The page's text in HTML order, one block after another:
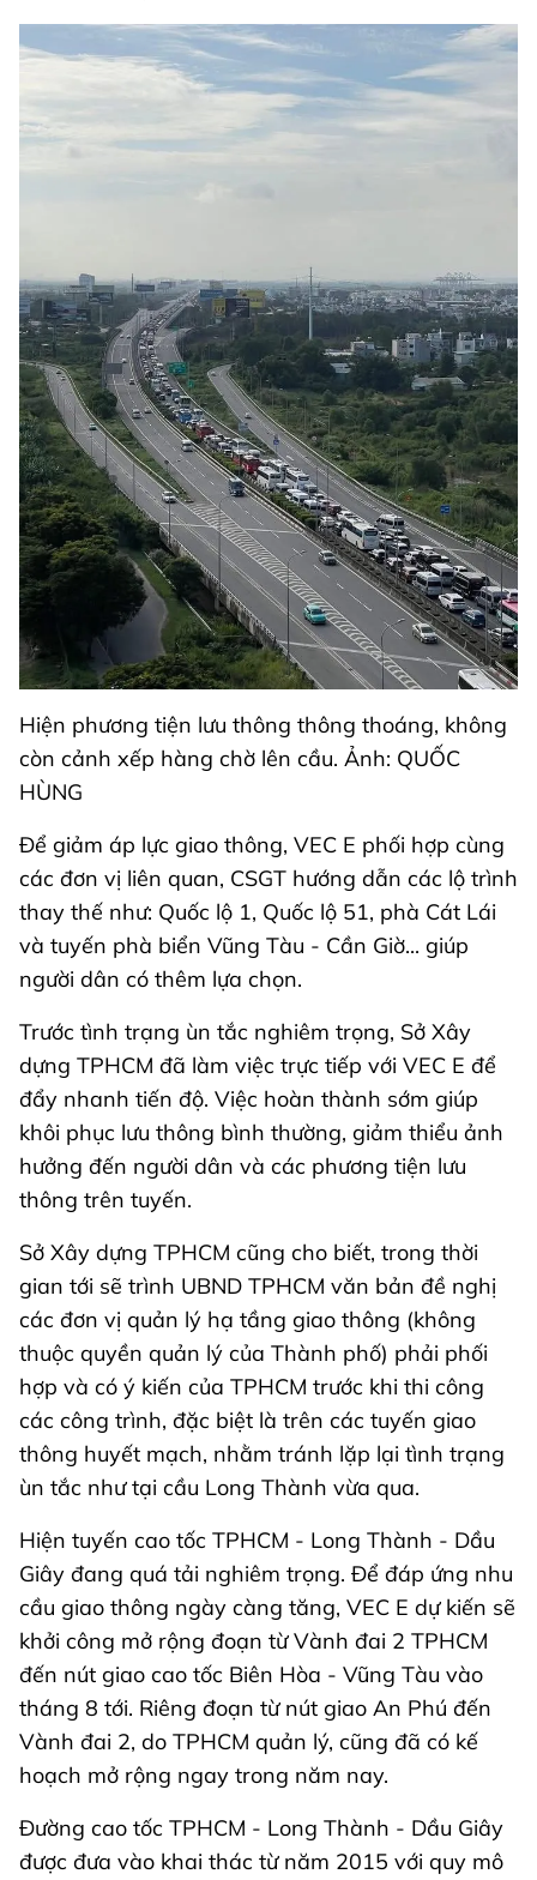
Hiện phương tiện lưu thông thông thoáng, không
còn cảnh xếp hàng chờ lên cầu. Ảnh: QUỐC
HÙNG
Để giảm áp lực giao thông, VEC E phối hợp cùng
các đơn vị liên quan, CSGT hướng dẫn các lộ trình
thay thế như: Quốc lộ 1, Quốc lộ 51, phà Cát Lái
và tuyến phà biển Vũng Tàu - Cần Giờ... giúp
người dân có thêm lựa chọn.
Trước tình trạng ùn tắc nghiêm trọng, Sở Xây
dựng TPHCM đã làm việc trực tiếp với VEC E để
đẩy nhanh tiến độ. Việc hoàn thành sớm giúp
khôi phục lưu thông bình thường, giảm thiểu ảnh
hưởng đến người dân và các phương tiện lưu
thông trên tuyến.
Sở Xây dựng TPHCM cũng cho biết, trong thời
gian tới sẽ trình UBND TPHCM văn bản đề nghị
các đơn vị quản lý hạ tầng giao thông (không
thuộc quyền quản lý của Thành phố) phải phối
hợp và có ý kiến của TPHCM trước khi thi công
các công trình, đặc biệt là trên các tuyến giao
thông huyết mạch, nhằm tránh lặp lại tình trạng
ùn tắc như tại cầu Long Thành vừa qua.
Hiện tuyến cao tốc TPHCM - Long Thành - Dầu
Giây đang quá tải nghiêm trọng. Để đáp ứng nhu
cầu giao thông ngày càng tăng, VEC E dự kiến sẽ
khởi công mở rộng đoạn từ Vành đai 2 TPHCM
đến nút giao cao tốc Biên Hòa - Vũng Tàu vào
tháng 8 tới. Riêng đoạn từ nút giao An Phú đến
Vành đai 2, do TPHCM quản lý, cũng đã có kế
hoạch mở rộng ngay trong năm nay.
Đường cao tốc TPHCM - Long Thành - Dầu Giây
được đưa vào khai thác từ năm 2015 với quy mô